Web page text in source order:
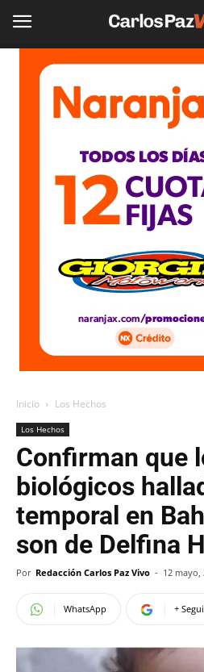
Inicio Los Hechos
Los Hechos
Confirman que
biológicos
temporal en
son de Delfina
Por Redacción Carlos Paz Vivo - 12 mayo,
WhatsApp +